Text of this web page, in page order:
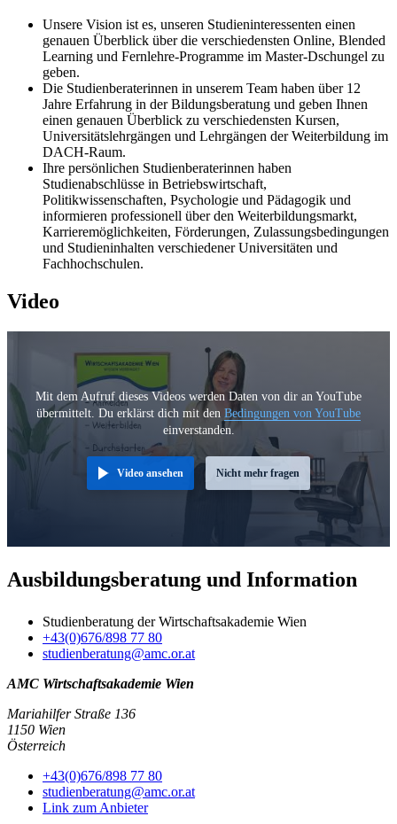
Unsere Vision ist es, unseren Studieninteressenten einen
genauen Überblick über die verschiedensten Online, Blended
Learning und Fernlehre-Programme im Master-Dschungel zu
geben.
Die Studienberaterinnen in unserem Team haben über 12
Jahre Erfahrung in der Bildungsberatung und geben Ihnen
einen genauen Überblick zu verschiedensten Kursen,
Universitätslehrgängen und Lehrgängen der Weiterbildung im
DACH-Raum.
Ihre persönlichen Studienberaterinnen haben
Studienabschlüsse in Betriebswirtschaft,
Politikwissenschaften, Psychologie und Pädagogik und
informieren professionell über den Weiterbildungsmarkt,
Karrieremöglichkeiten, Förderungen, Zulassungsbedingungen
und Studieninhalten verschiedener Universitäten und
Fachhochschulen.
Video
Mit dem Aufruf dieses Videos werden Daten von dir an YouTube
übermittelt. Du erklärst dich mit den Bedingungen von YouTube
einverstanden.
Video ansehen Nicht mehr fragen
Ausbildungsberatung und Information
Studienberatung der Wirtschaftsakademie Wien
+43(0)676/898 77 80
studienberatung@amc.or.at
AMC Wirtschaftsakademie Wien
Mariahilfer Straße 136
1150 Wien
Österreich
+43(0)676/898 77 80
studienberatung@amc.or.at
Link zum Anbieter